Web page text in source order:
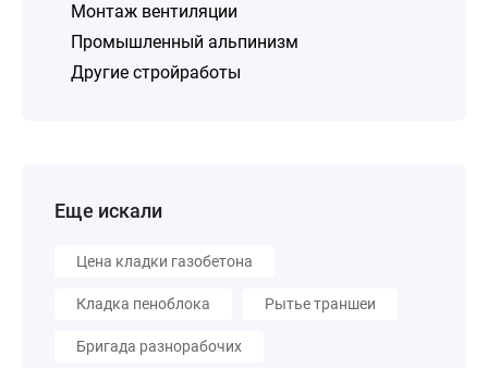
Монтаж вентиляции
Промышленный альпинизм
Другие стройработы
Еще искали
Цена кладки газобетона
Кладка пеноблока Рытье траншеи
Бригада разнорабочих